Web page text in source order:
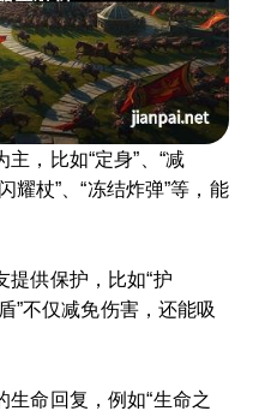
，比如“定身”、“减
耀杖”、“冻结炸弹”等，能
提供保护，比如“护
”不仅减免伤害，还能吸
命回复，例如“生命之